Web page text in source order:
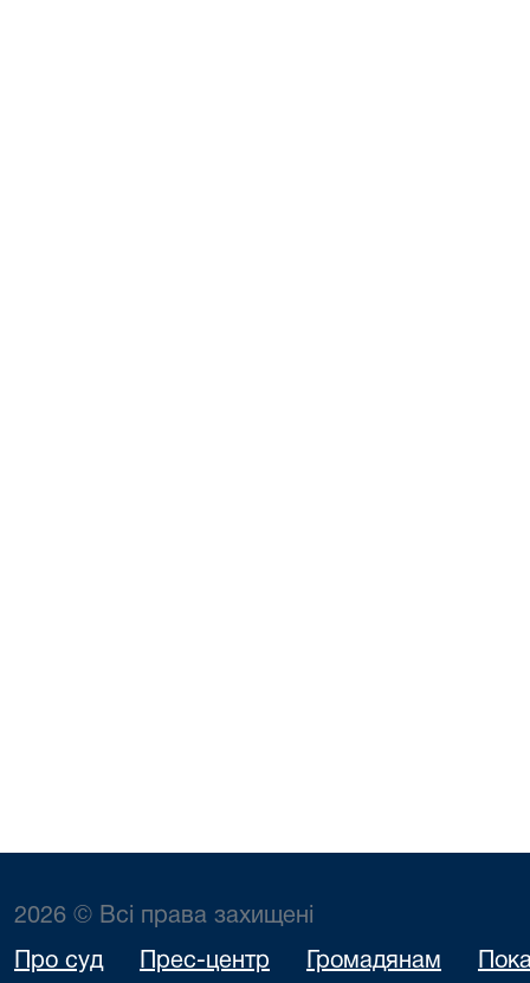
2026 © Всі права захищені
Про суд Прес-центр Громадянам